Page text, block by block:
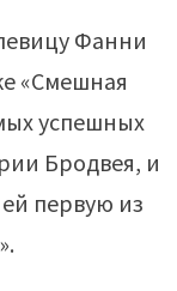
Фанни
«Смешная
успешных
Бродвея, и
первую из